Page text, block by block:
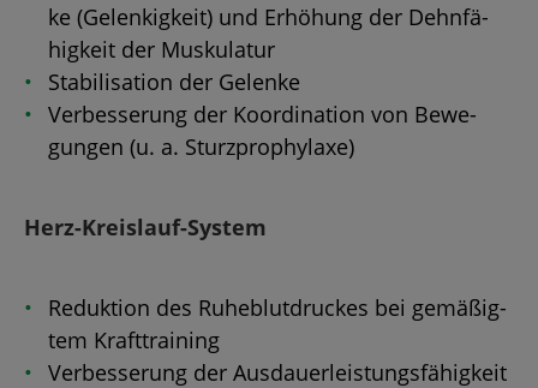
ke (Ge­len­kig­keit) und Er­hö­hung der Dehn­fä­
hig­keit der Mus­ku­la­tur
Sta­bi­li­sa­ti­on der Ge­len­ke
Ver­bes­se­rung der Ko­or­di­na­ti­on von Be­we­
gun­gen (u. a. Sturz­pro­phy­la­xe)
Herz-Kreis­lauf-Sys­tem
Re­duk­ti­on des Ru­he­blut­dru­ckes bei ge­mä­ßig­
tem Kraft­trai­ning
Ver­bes­se­rung der Aus­dau­er­leis­tungs­fä­hig­keit